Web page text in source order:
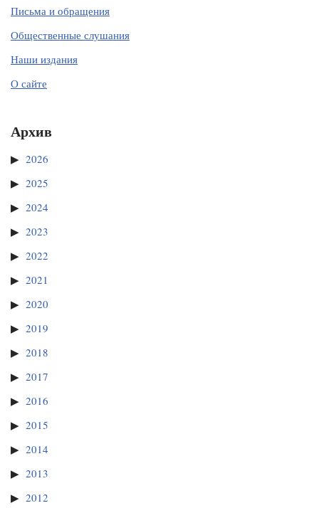
Письма и обращения
Общественные слушания
Наши издания
О сайте
Архив
2026
2025
2024
2023
2022
2021
2020
2019
2018
2017
2016
2015
2014
2013
2012